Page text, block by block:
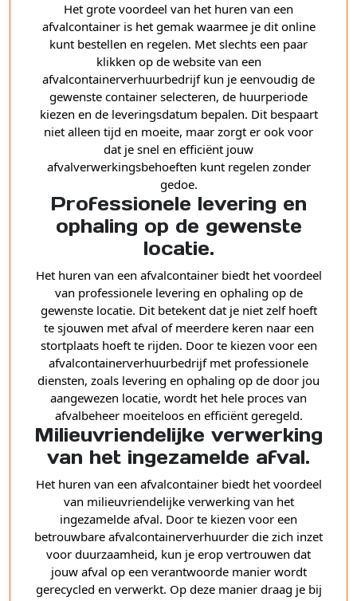
Het grote voordeel van het huren van een
afvalcontainer is het gemak waarmee je dit online
kunt bestellen en regelen. Met slechts een paar
klikken op de website van een
afvalcontainerverhuurbedrijf kun je eenvoudig de
gewenste container selecteren, de huurperiode
kiezen en de leveringsdatum bepalen. Dit bespaart
niet alleen tijd en moeite, maar zorgt er ook voor
dat je snel en efficiënt jouw
afvalverwerkingsbehoeften kunt regelen zonder
gedoe.
Professionele levering en
ophaling op de gewenste
locatie.
Het huren van een afvalcontainer biedt het voordeel
van professionele levering en ophaling op de
gewenste locatie. Dit betekent dat je niet zelf hoeft
te sjouwen met afval of meerdere keren naar een
stortplaats hoeft te rijden. Door te kiezen voor een
afvalcontainerverhuurbedrijf met professionele
diensten, zoals levering en ophaling op de door jou
aangewezen locatie, wordt het hele proces van
afvalbeheer moeiteloos en efficiënt geregeld.
Milieuvriendelijke verwerking
van het ingezamelde afval.
Het huren van een afvalcontainer biedt het voordeel
van milieuvriendelijke verwerking van het
ingezamelde afval. Door te kiezen voor een
betrouwbare afvalcontainerverhuurder die zich inzet
voor duurzaamheid, kun je erop vertrouwen dat
jouw afval op een verantwoorde manier wordt
gerecycled en verwerkt. Op deze manier draag je bij